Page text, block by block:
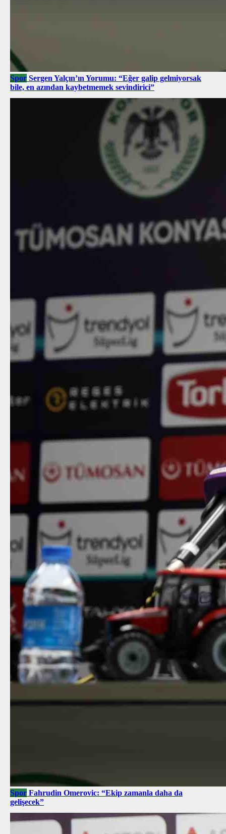
Spor Sergen Yalçın’ın Yorumu: “Eğer galip gelmiyorsak
bile, en azından kaybetmemek sevindirici”
Spor Fahrudin Omerovic: “Ekip zamanla daha da
gelişecek”